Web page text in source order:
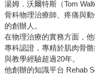
湯姆．沃爾特斯（Tom
骨科物理治療師、疼痛與
的創辦人。
在物理治療的實務方面，
專科認證，專精於肌肉骨
與教學經驗超過20年。
他創辦的知識平台 Rehab